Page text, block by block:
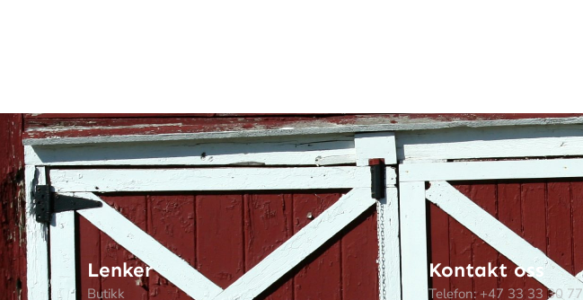
Lenker
Butikk
Kontakt oss
Telefon: +47 33 33 30 77